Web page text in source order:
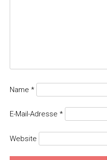
Name *
E-Mail-Adresse *
Website